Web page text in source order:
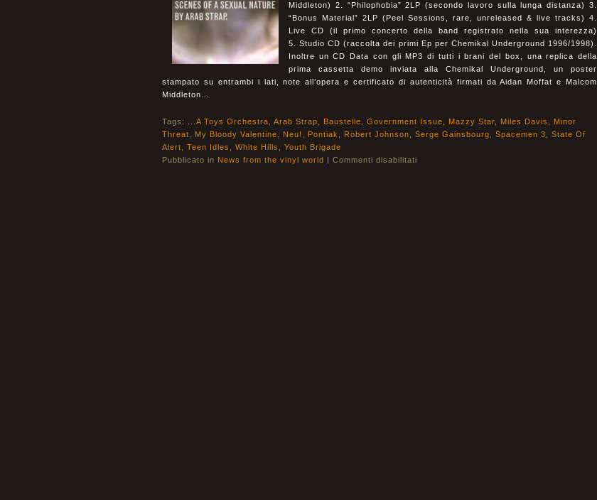
Middleton) 2. “Philophobia” 2LP (secondo lavoro sulla lunga distanza) 3.
“Bonus Material” 2LP (Peel Sessions, rare, unreleased & live tracks) 4.
Live CD (il primo concerto della band registrato nella sua interezza)
5. Studio CD (raccolta dei primi Ep per Chemikal Underground 1996/1998).
Inoltre un CD Data con gli MP3 di tutti i brani del box, una replica della
prima cassetta demo inviata alla Chemikal Underground, un poster
stampato su entrambi i lati, note all’opera e certificato di autenticità firmati da Aidan Moffat e Malcom
Middleton…
Tags: ...A Toys Orchestra Arab Strap Baustelle Government Issue Mazzy Star Miles Davis
Minor
Threat
My Bloody Valentine Neu! Pontiak Robert Johnson Serge Gainsbourg Spacemen 3
State Of
Alert
Teen Idles White Hills
Youth Brigade
Pubblicato in News from the vinyl world | Commenti disabilitati